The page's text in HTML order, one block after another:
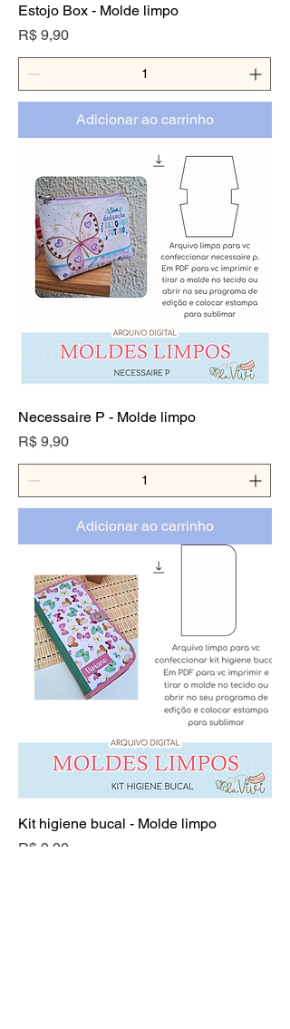
Estojo Box - Molde limpo
Preço
R$ 9,90
Adicionar ao carrinho
Necessaire P - Molde limpo
Preço
R$ 9,90
Adicionar ao carrinho
Kit higiene bucal - Molde limpo
Preço
R$ 9,90